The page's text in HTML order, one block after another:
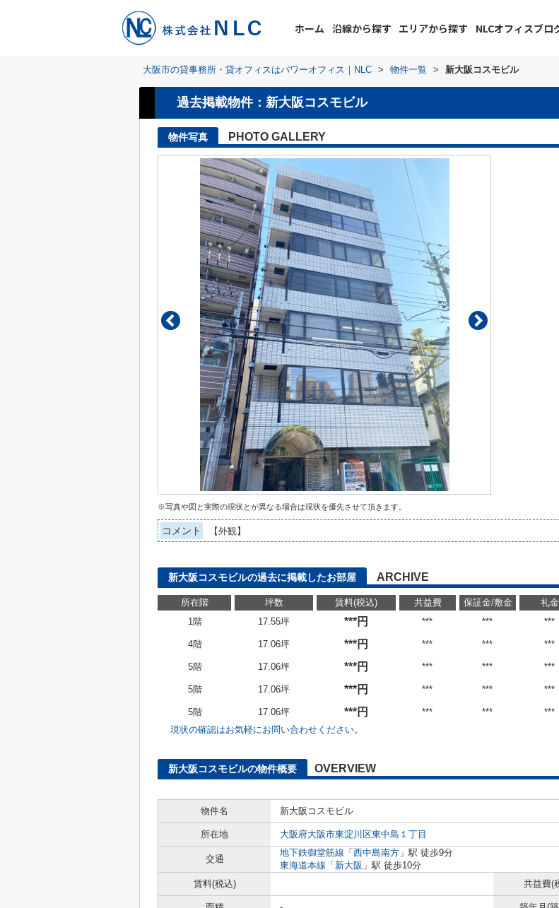
ホーム 沿線から探す エリアから探す NLCオフィスブロ
大阪市の貸事務所・貸オフィスはパワーオフィス｜NLC > 物件一覧 > 新大阪コスモビル
過去掲載物件：新大阪コスモビル
物件写真 PHOTO GALLERY
※写真や図と実際の現状とが異なる場合は現状を優先させて頂きます。
コメント 【外観】
新大阪コスモビルの過去に掲載したお部屋 ARCHIVE
所在階 坪数 賃料(税込) 共益費 保証金/敷金 礼金
1階
17.55坪 ***円 *** *** ***
4階 17.06坪 ***円 *** *** ***
5階 17.06坪 ***円 *** *** ***
5階 17.06坪 ***円 *** *** ***
5階 17.06坪 ***円 *** *** ***
現状の確認はお気軽にお問い合わせください。
新大阪コスモビルの物件概要 OVERVIEW
物件名
新大阪コスモビル
所在地 大阪府大阪市東淀川区東中島１丁目
交通
地下鉄御堂筋線 「 西中島南方 」駅 徒歩9分
東海道本線 「 新大阪 」駅 徒歩10分
賃料(税込)
共益費(